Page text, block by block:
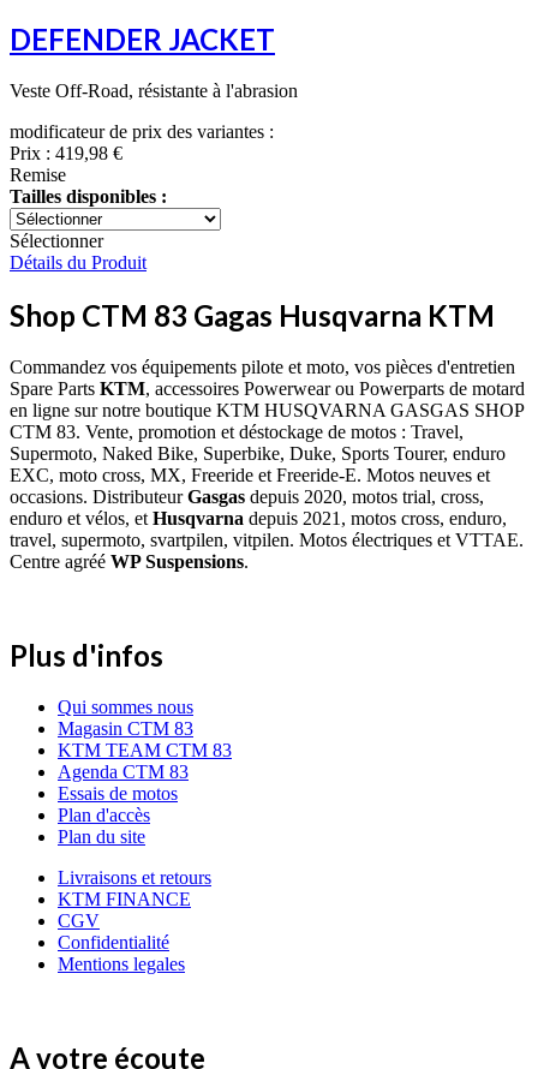
DEFENDER JACKET
Veste Off-Road, résistante à l'abrasion
modificateur de prix des variantes :
Prix : 419,98 €
Remise
Tailles disponibles :
Sélectionner
Détails du Produit
Shop CTM 83 Gagas Husqvarna KTM
Commandez vos équipements pilote et moto, vos pièces d'entretien
Spare Parts KTM, accessoires Powerwear ou Powerparts de motard
en ligne sur notre boutique KTM HUSQVARNA GASGAS SHOP
CTM 83. Vente, promotion et déstockage de motos : Travel,
Supermoto, Naked Bike, Superbike, Duke, Sports Tourer, enduro
EXC, moto cross, MX, Freeride et Freeride-E. Motos neuves et
occasions. DistributeurGasgas depuis 2020, motos trial, cross,
enduro et vélos, et Husqvarna depuis 2021, motos cross, enduro,
travel, supermoto, svartpilen, vitpilen. Motos électriques et VTTAE.
Centre agréé WP Suspensions.
Plus d'infos
Qui sommes nous
Magasin CTM 83
KTM TEAM CTM 83
Agenda CTM 83
Essais de motos
Plan d'accès
Plan du site
Livraisons et retours
KTM FINANCE
CGV
Confidentialité
Mentions legales
A votre écoute